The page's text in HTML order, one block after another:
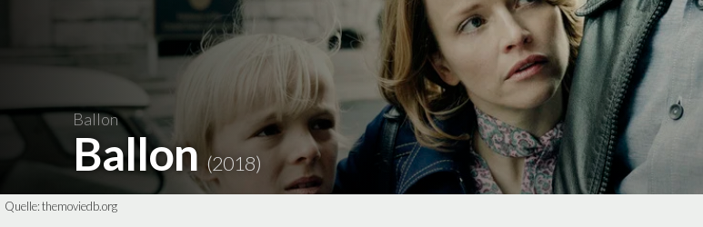
Ballon
Ballon (2018)
Quelle:themoviedb.org